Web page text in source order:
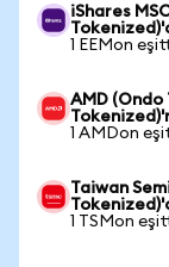
iShares
1 EEMon
AMD
1 AMDon
Taiwan
1 TSMon